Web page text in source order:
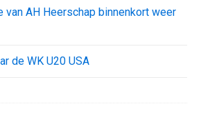
van AH Heerschap binnenkort weer
de WK U20 USA